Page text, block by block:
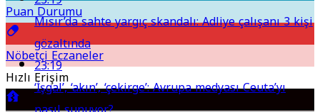
Puan Durumu
Nöbetçi Eczaneler
Hızlı Erişim
Mısır’da sahte yargıç skandalı: Adliye çalışanı 3 kişi
gözaltında
23:19
‘İşgal’, ‘akın’, ‘çekirge’: Avrupa medyası Ceuta’yı